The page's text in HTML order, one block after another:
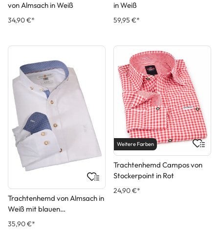
von Almsach in Weiß
34,90 €*
in Weiß
59,95 €*
Trachtenhemd von Almsach in
Weiß mit blauen
Applikationen
35,90 €*
Weitere Farben
Trachtenhemd Campos von
Stockerpoint in Rot
24,90 €*